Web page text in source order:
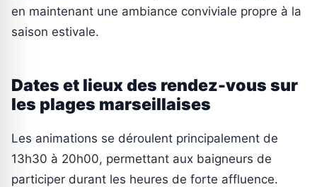
en maintenant une ambiance conviviale propre à la
saison estivale.
Dates et lieux des rendez-vous sur
les plages marseillaises
Les animations se déroulent principalement de
13h30 à 20h00, permettant aux baigneurs de
participer durant les heures de forte affluence.